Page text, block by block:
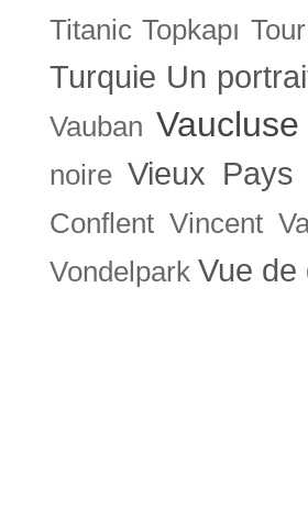
Titanic Topkapı
Turquie Un
Vauban Vaucluse
noire Vieux Pays
Conflent Vincent
Vondelpark Vue de